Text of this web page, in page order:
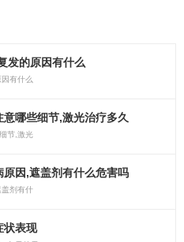
发的原因有什么
有什么
哪些细节,激光治疗多久
节,激光
原因,遮盖剂有什么危害吗
剂有什
状表现